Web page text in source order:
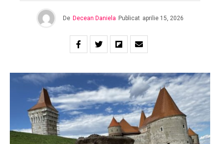
De Decean Daniela Publicat aprilie 15, 2026